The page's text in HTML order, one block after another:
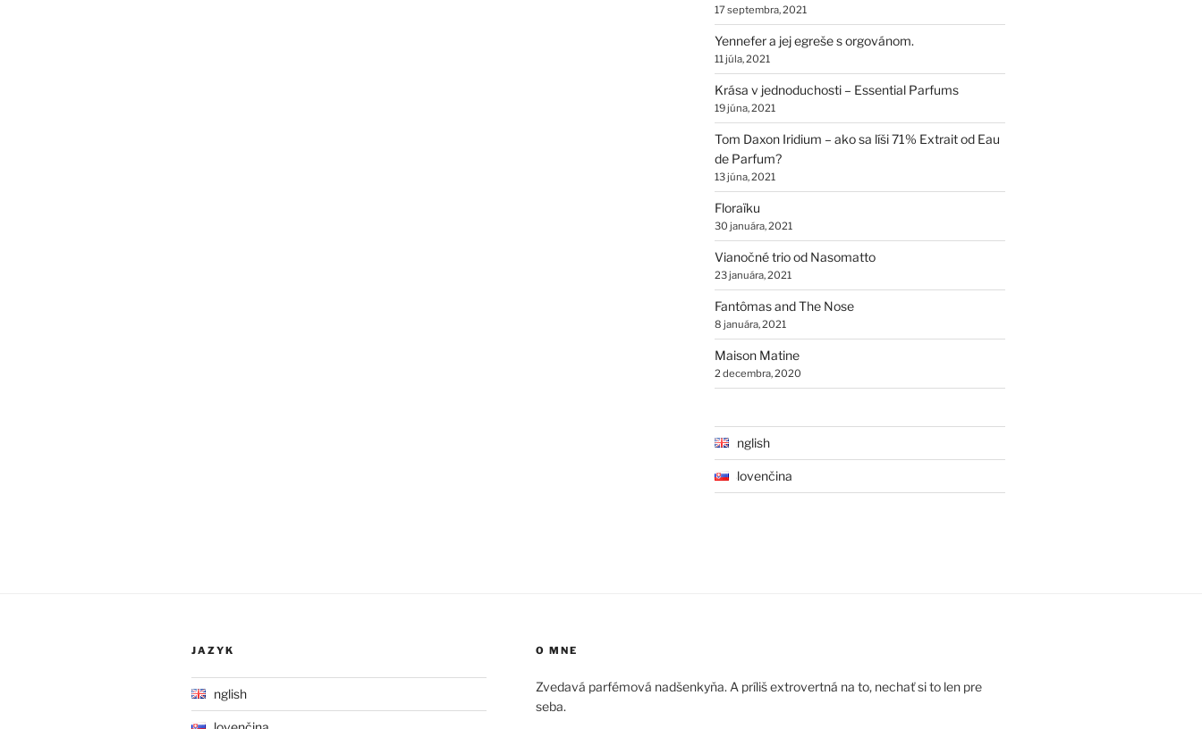
17 septembra, 2021
Yennefer a jej egreše s orgovánom.
11 júla, 2021
Krása v jednoduchosti – Essential Parfums
19 júna, 2021
Tom Daxon Iridium – ako sa líši 71% Extrait od Eau
de Parfum?
13 júna, 2021
Floraïku
30 januára, 2021
Vianočné trio od Nasomatto
23 januára, 2021
Fantômas and The Nose
8 januára, 2021
Maison Matine
2 decembra, 2020
English
Slovenčina
JAZYK
English
O MNE
Zvedavá parfémová nadšenkyňa. A príliš extrovertná na to, nechať si to len pre
seba.